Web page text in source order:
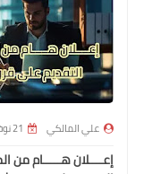
علي المالكي 21 نوفمبر 2025
إعــــلان هـــــام